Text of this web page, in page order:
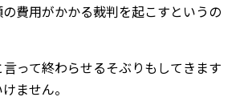
費用がかかる裁判を起こすというの
って終わらせるそぶりもしてきます
ません。